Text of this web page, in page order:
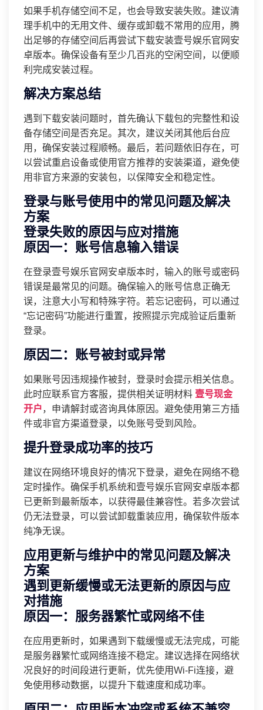
如果手机存储空间不足，也会导致安装失败。建议清
理手机中的无用文件、缓存或卸载不常用的应用，腾
出足够的存储空间后再尝试下载安装壹号娱乐官网安
卓版本。确保设备有至少几百兆的空闲空间，以便顺
利完成安装过程。
解决方案总结
遇到下载安装问题时，首先确认下载包的完整性和设
备存储空间是否充足。其次，建议关闭其他后台应
用，确保安装过程顺畅。最后，若问题依旧存在，可
以尝试重启设备或使用官方推荐的安装渠道，避免使
用非官方来源的安装包，以保障安全和稳定性。
登录与账号使用中的常见问题及解决
方案
登录失败的原因与应对措施
原因一：账号信息输入错误
在登录壹号娱乐官网安卓版本时，输入的账号或密码
错误是最常见的问题。确保输入的账号信息正确无
误，注意大小写和特殊字符。若忘记密码，可以通过
“忘记密码”功能进行重置，按照提示完成验证后重新
登录。
原因二：账号被封或异常
如果账号因违规操作被封，登录时会提示相关信息。
此时应联系官方客服，提供相关证明材料 壹号现金
开户，申请解封或咨询具体原因。避免使用第三方插
件或非官方渠道登录，以免账号受到风险。
提升登录成功率的技巧
建议在网络环境良好的情况下登录，避免在网络不稳
定时操作。确保手机系统和壹号娱乐官网安卓版本都
已更新到最新版本，以获得最佳兼容性。若多次尝试
仍无法登录，可以尝试卸载重装应用，确保软件版本
纯净无误。
应用更新与维护中的常见问题及解决
方案
遇到更新缓慢或无法更新的原因与应
对措施
原因一：服务器繁忙或网络不佳
在应用更新时，如果遇到下载缓慢或无法完成，可能
是服务器繁忙或网络连接不稳定。建议选择在网络状
况良好的时间段进行更新，优先使用Wi-Fi连接，避
免使用移动数据，以提升下载速度和成功率。